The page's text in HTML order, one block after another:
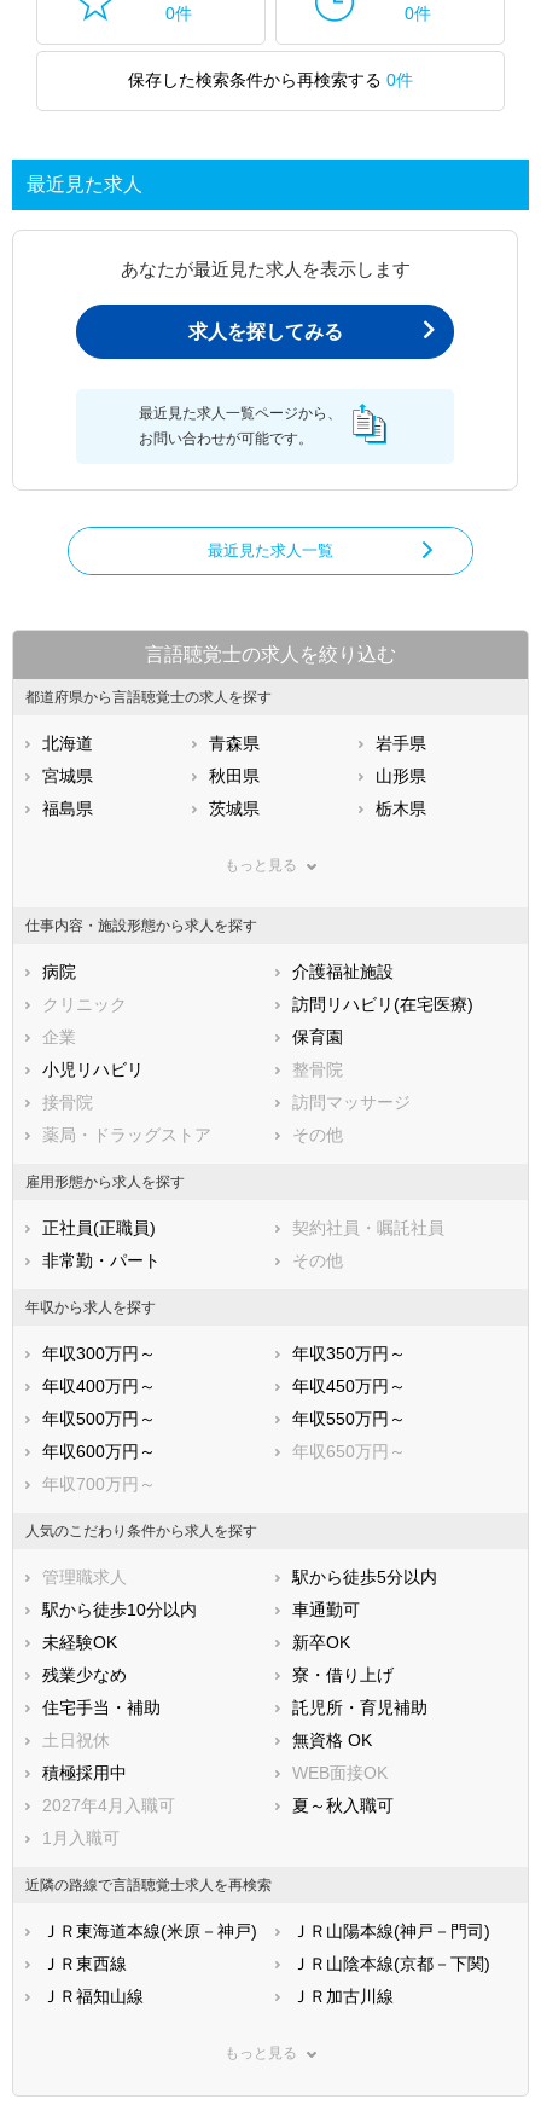
0件 0件
保存した検索条件から再検索する 0件
最近見た求人
あなたが最近見た求人を表示します
求人を探してみる
最近見た求人一覧ページから、
お問い合わせが可能です。
最近見た求人一覧
言語聴覚士の求人を絞り込む
都道府県から言語聴覚士の求人を探す
北海道 青森県
岩手県
宮城県
秋田県
山形県
福島県
茨城県
栃木県
神奈川県
石川県
福井県
静岡県
三重県
滋賀県
大阪府
兵庫県
鳥取県
広島県
徳島県
香川県
愛媛県
鹿児島県
もっと見る
仕事内容・施設形態から求人を探す
病院
介護福祉施設
クリニック
訪問リハビリ(在宅医療)
企業
保育園
小児リハビリ
整骨院
接骨院
訪問マッサージ
薬局・ドラッグストア
その他
雇用形態から求人を探す
正社員(正職員)
契約社員・嘱託社員
非常勤・パート
その他
年収から求人を探す
年収300万円～
年収350万円～
年収400万円～
年収450万円～
年収500万円～
年収550万円～
年収600万円～
年収650万円～
年収700万円～
人気のこだわり条件から求人を探す
管理職求人
駅から徒歩5分以内
駅から徒歩10分以内
車通勤可
未経験OK
新卒OK
残業少なめ
寮・借り上げ
住宅手当・補助
託児所・育児補助
土日祝休
無資格 OK
積極採用中
WEB面接OK
2027年4月入職可
夏～秋入職可
1月入職可
近隣の路線で言語聴覚士求人を再検索
ＪＲ東海道本線(米原－神戸)
ＪＲ山陽本線(神戸－門司)
ＪＲ東西線
ＪＲ山陰本線(京都－下関)
ＪＲ福知山線
ＪＲ加古川線
阪神本線
阪神なんば線
阪神武庫川線
もっと見る